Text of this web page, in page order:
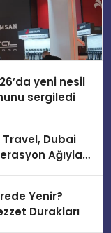
yeni nesil
sergiledi
Dubai
Ağıyla
Yenir?
Durakları